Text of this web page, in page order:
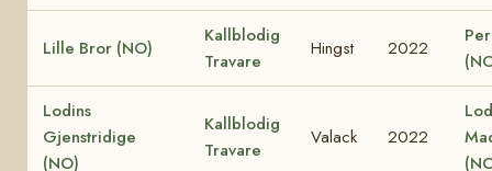
Lille Bror (NO)
Kallblodig
Travare
Hingst 2022
Lodins
Gjenstridige
(NO)
Kallblodig
Travare
Valack 2022